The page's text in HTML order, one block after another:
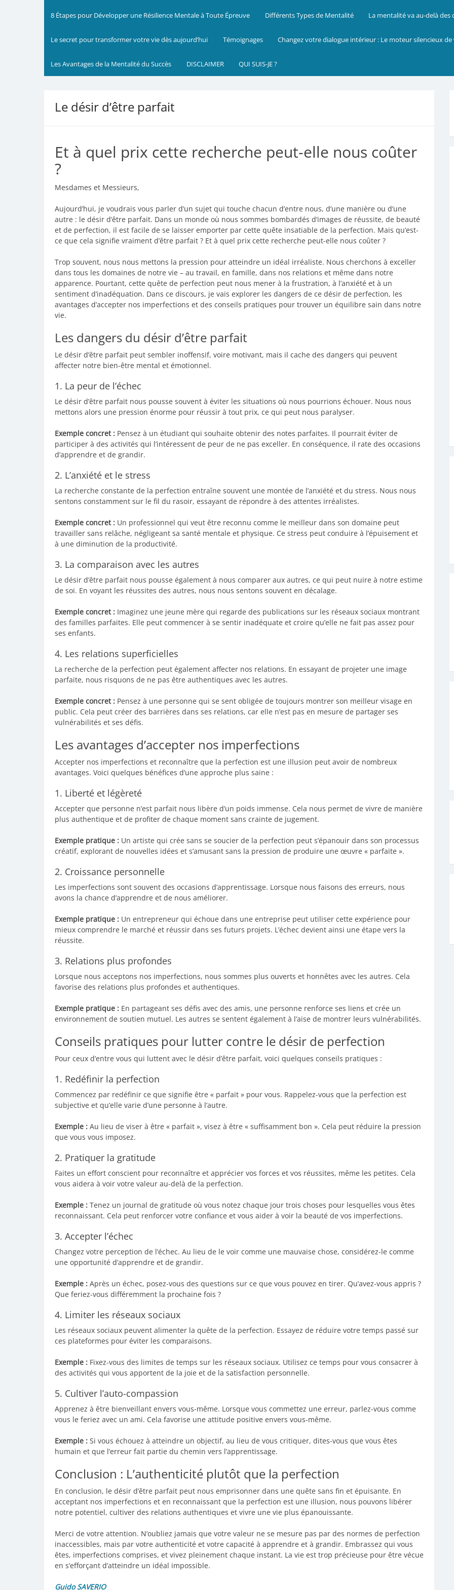
8 Étapes pour Développer une Résilience Mentale à Toute Épreuve Différents Types de Mentalité La mentalité va au-delà des
Le secret pour transformer votre vie dès aujourd’hui Témoignages Changez votre dialogue intérieur : Le moteur silencieux de
Les Avantages de la Mentalité du Succès DISCLAIMER QUI SUIS-JE ?
Le désir d’être parfait
Et à quel prix cette recherche peut-elle nous coûter
?
Mesdames et Messieurs,
Aujourd’hui, je voudrais vous parler d’un sujet qui touche chacun d’entre nous, d’une manière ou d’une
autre : le désir d’être parfait. Dans un monde où nous sommes bombardés d’images de réussite, de beauté
et de perfection, il est facile de se laisser emporter par cette quête insatiable de la perfection. Mais qu’est-
ce que cela signifie vraiment d’être parfait ? Et à quel prix cette recherche peut-elle nous coûter ?
Trop souvent, nous nous mettons la pression pour atteindre un idéal irréaliste. Nous cherchons à exceller
dans tous les domaines de notre vie – au travail, en famille, dans nos relations et même dans notre
apparence. Pourtant, cette quête de perfection peut nous mener à la frustration, à l’anxiété et à un
sentiment d’inadéquation. Dans ce discours, je vais explorer les dangers de ce désir de perfection, les
avantages d’accepter nos imperfections et des conseils pratiques pour trouver un équilibre sain dans notre
vie.
Les dangers du désir d’être parfait
Le désir d’être parfait peut sembler inoffensif, voire motivant, mais il cache des dangers qui peuvent
affecter notre bien-être mental et émotionnel.
1. La peur de l’échec
Le désir d’être parfait nous pousse souvent à éviter les situations où nous pourrions échouer. Nous nous
mettons alors une pression énorme pour réussir à tout prix, ce qui peut nous paralyser.
Exemple concret : Pensez à un étudiant qui souhaite obtenir des notes parfaites. Il pourrait éviter de
participer à des activités qui l’intéressent de peur de ne pas exceller. En conséquence, il rate des occasions
d’apprendre et de grandir.
2. L’anxiété et le stress
La recherche constante de la perfection entraîne souvent une montée de l’anxiété et du stress. Nous nous
sentons constamment sur le fil du rasoir, essayant de répondre à des attentes irréalistes.
Exemple concret : Un professionnel qui veut être reconnu comme le meilleur dans son domaine peut
travailler sans relâche, négligeant sa santé mentale et physique. Ce stress peut conduire à l’épuisement et
à une diminution de la productivité.
3. La comparaison avec les autres
Le désir d’être parfait nous pousse également à nous comparer aux autres, ce qui peut nuire à notre estime
de soi. En voyant les réussites des autres, nous nous sentons souvent en décalage.
Exemple concret : Imaginez une jeune mère qui regarde des publications sur les réseaux sociaux montrant
des familles parfaites. Elle peut commencer à se sentir inadéquate et croire qu’elle ne fait pas assez pour
ses enfants.
4. Les relations superficielles
La recherche de la perfection peut également affecter nos relations. En essayant de projeter une image
parfaite, nous risquons de ne pas être authentiques avec les autres.
Exemple concret : Pensez à une personne qui se sent obligée de toujours montrer son meilleur visage en
public. Cela peut créer des barrières dans ses relations, car elle n’est pas en mesure de partager ses
vulnérabilités et ses défis.
Les avantages d’accepter nos imperfections
Accepter nos imperfections et reconnaître que la perfection est une illusion peut avoir de nombreux
avantages. Voici quelques bénéfices d’une approche plus saine :
1. Liberté et légèreté
Accepter que personne n’est parfait nous libère d’un poids immense. Cela nous permet de vivre de manière
plus authentique et de profiter de chaque moment sans crainte de jugement.
Exemple pratique : Un artiste qui crée sans se soucier de la perfection peut s’épanouir dans son processus
créatif, explorant de nouvelles idées et s’amusant sans la pression de produire une œuvre « parfaite ».
2. Croissance personnelle
Les imperfections sont souvent des occasions d’apprentissage. Lorsque nous faisons des erreurs, nous
avons la chance d’apprendre et de nous améliorer.
Exemple pratique : Un entrepreneur qui échoue dans une entreprise peut utiliser cette expérience pour
mieux comprendre le marché et réussir dans ses futurs projets. L’échec devient ainsi une étape vers la
réussite.
3. Relations plus profondes
Lorsque nous acceptons nos imperfections, nous sommes plus ouverts et honnêtes avec les autres. Cela
favorise des relations plus profondes et authentiques.
Exemple pratique : En partageant ses défis avec des amis, une personne renforce ses liens et crée un
environnement de soutien mutuel. Les autres se sentent également à l’aise de montrer leurs vulnérabilités.
Conseils pratiques pour lutter contre le désir de perfection
Pour ceux d’entre vous qui luttent avec le désir d’être parfait, voici quelques conseils pratiques :
1. Redéfinir la perfection
Commencez par redéfinir ce que signifie être « parfait » pour vous. Rappelez-vous que la perfection est
subjective et qu’elle varie d’une personne à l’autre.
Exemple : Au lieu de viser à être « parfait », visez à être « suffisamment bon ». Cela peut réduire la pression
que vous vous imposez.
2. Pratiquer la gratitude
Faites un effort conscient pour reconnaître et apprécier vos forces et vos réussites, même les petites. Cela
vous aidera à voir votre valeur au-delà de la perfection.
Exemple : Tenez un journal de gratitude où vous notez chaque jour trois choses pour lesquelles vous êtes
reconnaissant. Cela peut renforcer votre confiance et vous aider à voir la beauté de vos imperfections.
3. Accepter l’échec
Changez votre perception de l’échec. Au lieu de le voir comme une mauvaise chose, considérez-le comme
une opportunité d’apprendre et de grandir.
Exemple : Après un échec, posez-vous des questions sur ce que vous pouvez en tirer. Qu’avez-vous appris ?
Que feriez-vous différemment la prochaine fois ?
4. Limiter les réseaux sociaux
Les réseaux sociaux peuvent alimenter la quête de la perfection. Essayez de réduire votre temps passé sur
ces plateformes pour éviter les comparaisons.
Exemple : Fixez-vous des limites de temps sur les réseaux sociaux. Utilisez ce temps pour vous consacrer à
des activités qui vous apportent de la joie et de la satisfaction personnelle.
5. Cultiver l’auto-compassion
Apprenez à être bienveillant envers vous-même. Lorsque vous commettez une erreur, parlez-vous comme
vous le feriez avec un ami. Cela favorise une attitude positive envers vous-même.
Exemple : Si vous échouez à atteindre un objectif, au lieu de vous critiquer, dites-vous que vous êtes
humain et que l’erreur fait partie du chemin vers l’apprentissage.
Conclusion : L’authenticité plutôt que la perfection
En conclusion, le désir d’être parfait peut nous emprisonner dans une quête sans fin et épuisante. En
acceptant nos imperfections et en reconnaissant que la perfection est une illusion, nous pouvons libérer
notre potentiel, cultiver des relations authentiques et vivre une vie plus épanouissante.
Merci de votre attention. N’oubliez jamais que votre valeur ne se mesure pas par des normes de perfection
inaccessibles, mais par votre authenticité et votre capacité à apprendre et à grandir. Embrassez qui vous
êtes, imperfections comprises, et vivez pleinement chaque instant. La vie est trop précieuse pour être vécue
en s’efforçant d’atteindre un idéal impossible.
Guido SAVERIO